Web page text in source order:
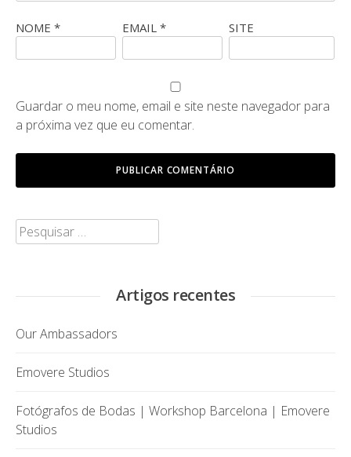
NOME * EMAIL * SITE
Guardar o meu nome, email e site neste navegador para
a próxima vez que eu comentar.
Pesquisar
por:
Artigos recentes
Our Ambassadors
Emovere Studios
Fotógrafos de Bodas | Workshop Barcelona | Emovere
Studios